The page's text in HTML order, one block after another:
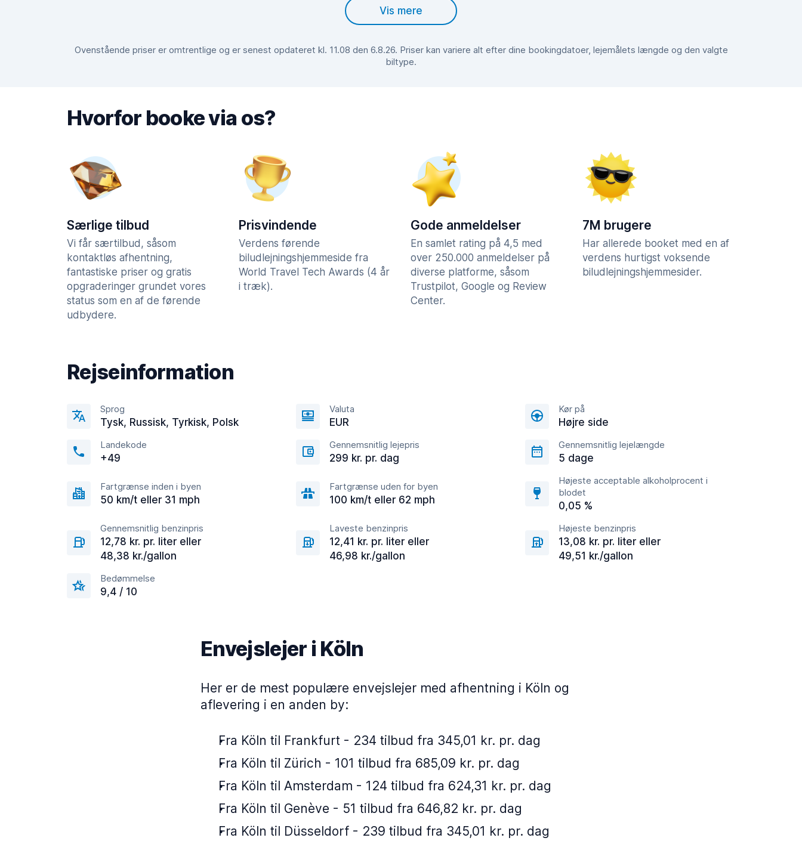
Vis mere
Ovenstående priser er omtrentlige og er senest opdateret kl. 11.08 den 6.8.26. Priser kan variere alt efter dine bookingdatoer, lejemålets længde og den valgte
biltype.
Hvorfor booke via os?
Særlige tilbud
Vi får særtilbud, såsom
kontaktløs afhentning,
fantastiske priser og gratis
opgraderinger grundet vores
status som en af de førende
udbydere.
Prisvindende
Verdens førende
biludlejningshjemmeside fra
World Travel Tech Awards (4 år
i træk).
Gode anmeldelser
En samlet rating på 4,5 med
over 250.000 anmeldelser på
diverse platforme, såsom
Trustpilot, Google og Review
Center.
7M brugere
Har allerede booket med en af
verdens hurtigst voksende
biludlejningshjemmesider.
Rejseinformation
Sprog
Tysk, Russisk, Tyrkisk, Polsk
Valuta
EUR
Kør på
Højre side
Landekode
+49
Gennemsnitlig lejepris
299 kr. pr. dag
Gennemsnitlig lejelængde
5 dage
Fartgrænse inden i byen
50 km/t eller 31 mph
Fartgrænse uden for byen
100 km/t eller 62 mph
Højeste acceptable alkoholprocent i
blodet
0,05 %
Gennemsnitlig benzinpris
12,78 kr. pr. liter eller
48,38 kr./gallon
Laveste benzinpris
12,41 kr. pr. liter eller
46,98 kr./gallon
Højeste benzinpris
13,08 kr. pr. liter eller
49,51 kr./gallon
Bedømmelse
9,4 / 10
Envejslejer i Köln
Her er de mest populære envejslejer med afhentning i Köln og
aflevering i en anden by:
Fra Köln til Frankfurt - 234 tilbud fra 345,01 kr. pr. dag
Fra Köln til Zürich - 101 tilbud fra 685,09 kr. pr. dag
Fra Köln til Amsterdam - 124 tilbud fra 624,31 kr. pr. dag
Fra Köln til Genève - 51 tilbud fra 646,82 kr. pr. dag
Fra Köln til Düsseldorf - 239 tilbud fra 345,01 kr. pr. dag